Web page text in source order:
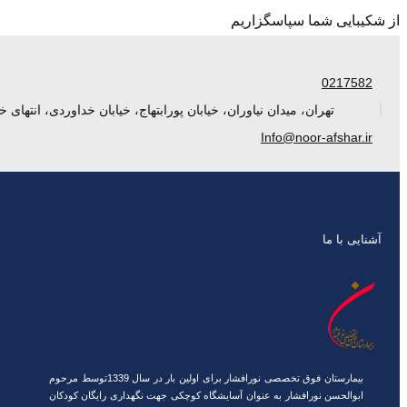
از شکیبایی شما سپاسگزاریم
0217582
تهران، میدان نیاوران، خیابان پورابتهاج، خیابان خداوردی، انتهای
Info@noor-afshar.ir
آشنایی با ما
بیمارستان فوق تخصصی نورافشار برای اولین بار در سال 1339توسط مرحوم
ابوالحسن نورافشار به عنوان آسایشگاه کوچکی جهت نگهداری رایگان کودکان